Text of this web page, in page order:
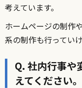
考えています。
ホームページの制作
系の制作も行ってい
Q. 社内行事や
えてください。